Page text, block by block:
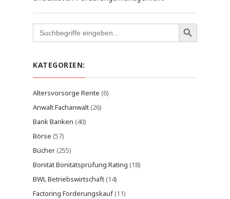
Search
for:
KATEGORIEN:
Altersvorsorge Rente (6)
Anwalt Fachanwalt(26)
Bank Banken (40)
Börse (57)
Bücher(255)
Bonität Bonitätsprüfung Rating (18)
BWL Betriebswirtschaft(14)
Factoring Forderungskauf(11)